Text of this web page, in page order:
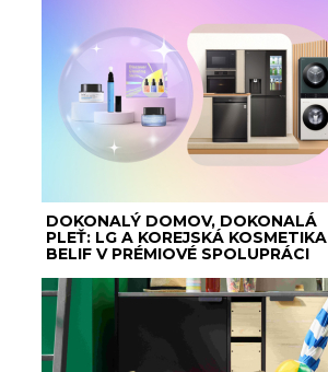
DOKONALÝ DOMOV, DOKONALÁ
PLEŤ: LG A KOREJSKÁ KOSMETIKA
BELIF V PRÉMIOVÉ SPOLUPRÁCI